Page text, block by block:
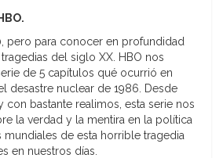
HBO.
pero para conocer en profundidad
del siglo XX. HBO nos
de 5 capítulos qué ocurrió en
desastre nuclear de 1986. Desde
con bastante realimos, esta serie nos
la verdad y la mentira en la política
mundiales de esta horrible tragedia
en nuestros días.